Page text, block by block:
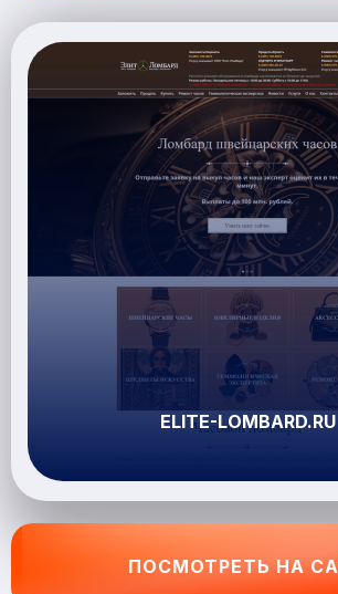
ELITE-LOMBARD.RU
ПОСМОТРЕТЬ НА